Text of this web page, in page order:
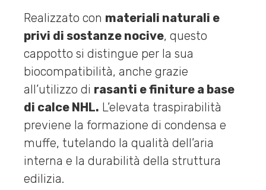
Realizzato con materiali naturali e
privi di sostanze nocive, questo
cappotto si distingue per la sua
biocompatibilità, anche grazie
all’utilizzo di rasanti e finiture a base
di calce NHL. L’elevata traspirabilità
previene la formazione di condensa e
muffe, tutelando la qualità dell’aria
interna e la durabilità della struttura
edilizia.